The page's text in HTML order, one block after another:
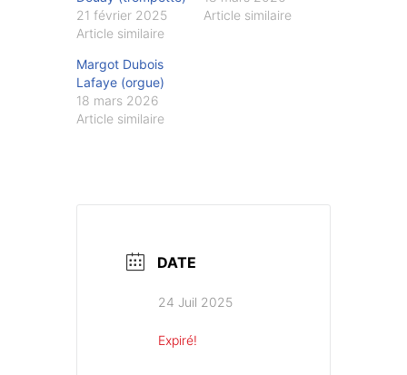
21 février 2025
Article similaire
Article similaire
Margot Dubois
Lafaye (orgue)
18 mars 2026
Article similaire
DATE
24 Juil 2025
Expiré!